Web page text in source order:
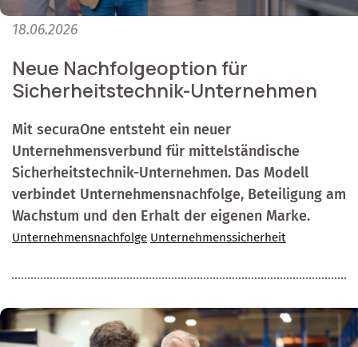
18.06.2026
Neue Nachfolgeoption für
Sicherheitstechnik-Unternehmen
Mit securaOne entsteht ein neuer
Unternehmensverbund für mittelständische
Sicherheitstechnik-Unternehmen. Das Modell
verbindet Unternehmensnachfolge, Beteiligung am
Wachstum und den Erhalt der eigenen Marke.
Unternehmensnachfolge Unternehmenssicherheit